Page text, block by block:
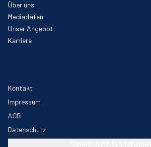
Über uns
Mediadaten
Unser Angebot
Karriere
Kontakt
Impressum
AGB
Datenschutz